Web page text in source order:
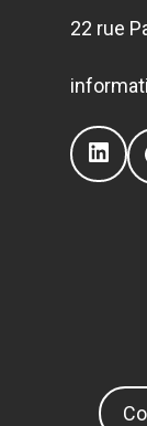
22 rue